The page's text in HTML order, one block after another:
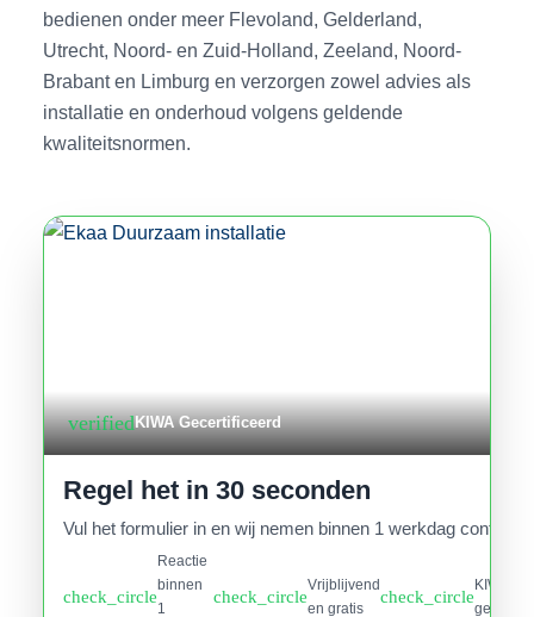
bedienen onder meer Flevoland, Gelderland,
Utrecht, Noord- en Zuid-Holland, Zeeland, Noord-
Brabant en Limburg en verzorgen zowel advies als
installatie en onderhoud volgens geldende
kwaliteitsnormen.
verifiedKIWA Gecertificeerd
Regel het in 30 seconden
Vul het formulier in en wij nemen binnen 1 werkdag contact
check_circle
Reactie
binnen
1
check_circle
Vrijblijvend
en gratis
check_circle
KIWA